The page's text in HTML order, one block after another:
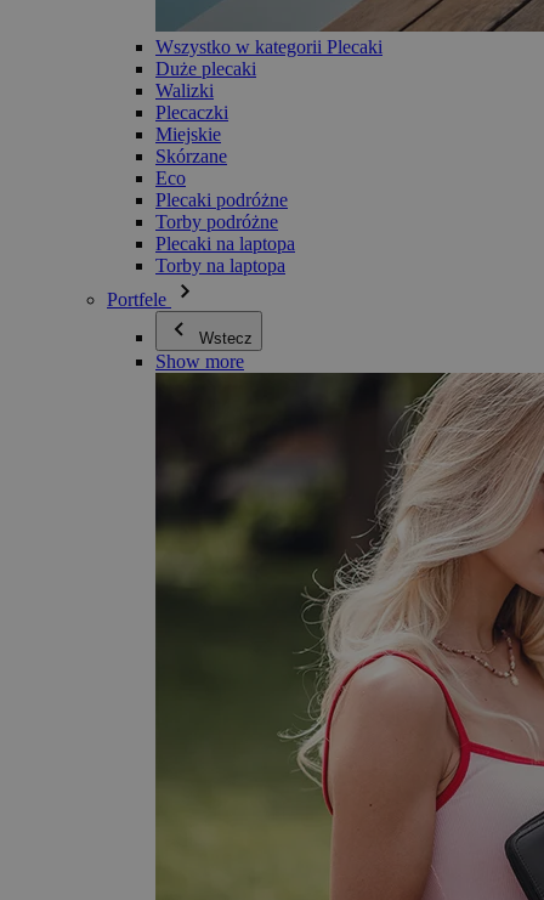
Wszystko w kategorii Plecaki
Duże plecaki
Walizki
Plecaczki
Miejskie
Skórzane
Eco
Plecaki podróżne
Torby podróżne
Plecaki na laptopa
Torby na laptopa
Portfele
Wstecz
Show more